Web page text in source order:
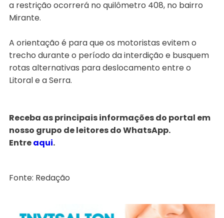
a restrição ocorrerá no quilômetro 408, no bairro
Mirante.
A orientação é para que os motoristas evitem o
trecho durante o período da interdição e busquem
rotas alternativas para deslocamento entre o
Litoral e a Serra.
Receba as principais informações do portal em
nosso grupo de leitores do WhatsApp.
Entreaqui.
Fonte: Redação